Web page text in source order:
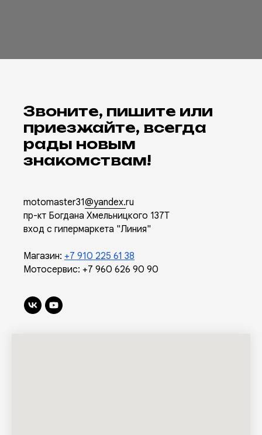
Звоните, пишите или
приезжайте, всегда
рады новым
знакомствам!
motomaster31@yandex.ru
пр-кт Богдана Хмельницкого 137Т
вход с гипермаркета "Линия"
Магазин: +7 910 225 61 38
Мотосервис: +7 960 626 90 90